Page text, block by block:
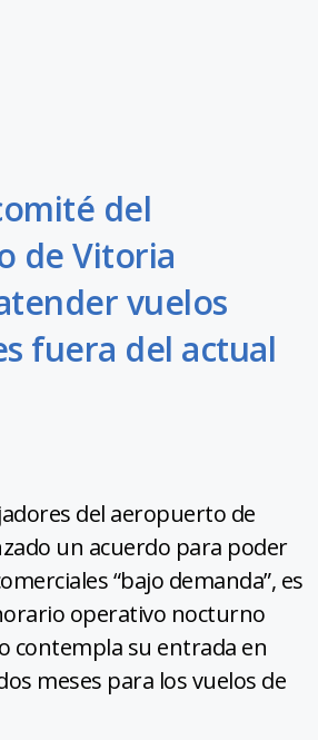
del
de Vitoria
vuelos
fuera del actual
del aeropuerto de
un acuerdo para poder
“bajo demanda”, es
operativo nocturno
contempla su entrada en
meses para los vuelos de